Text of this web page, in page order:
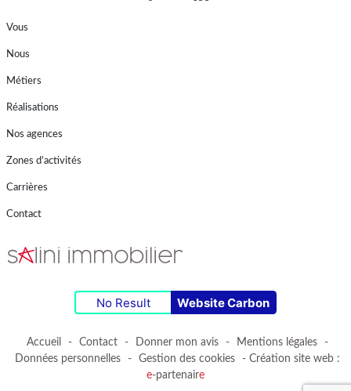
Vous
Nous
Métiers
Réalisations
Nos agences
Zones d’activités
Carrières
Contact
No Result Website Carbon
Accueil - Contact - Donner mon avis - Mentions légales
-
Données personnelles
- Gestion des cookies
- Création site web :
e-partenaire